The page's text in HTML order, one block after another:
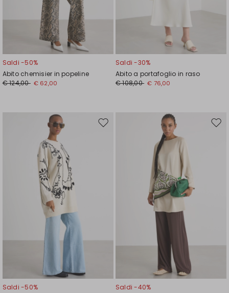
Saldi -50%
Abito chemisier in popeline
€ 124,00 € 62,00
Saldi -30%
Abito a portafoglio in raso
€ 108,00 € 76,00
Sposta
Saldi -50%
Saldi -40%